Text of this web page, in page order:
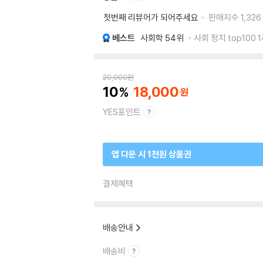
첫번째 리뷰어가 되어주세요
판매지수 1,326
베스트 사회학 54위 사회 정치 top100 1
20,000원
10 18,000
YES포인트
앱 다운 시 1천원 상품권
결제혜택
배송안내
배송비